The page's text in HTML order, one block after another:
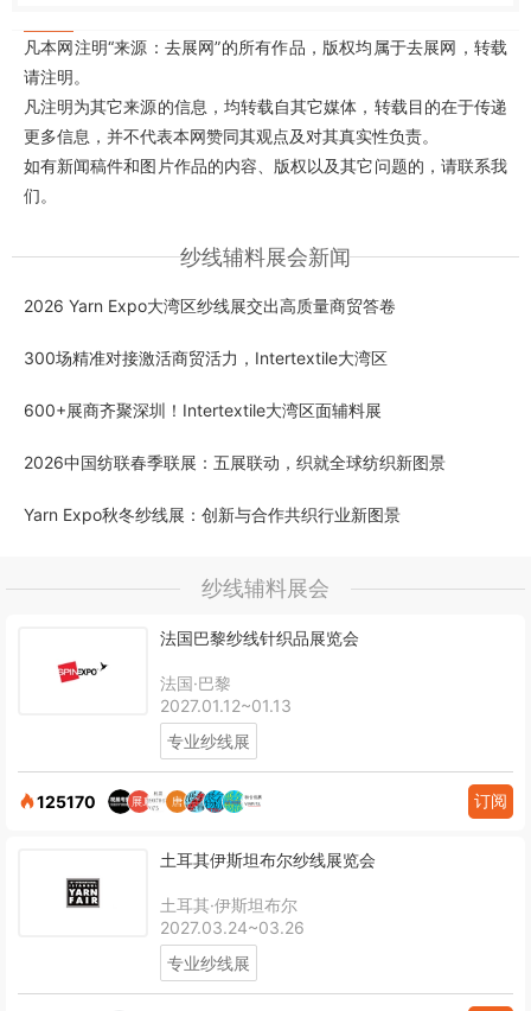
凡本网注明“来源：去展网”的所有作品，版权均属于去展网，转载
请注明。
凡注明为其它来源的信息，均转载自其它媒体，转载目的在于传递
更多信息，并不代表本网赞同其观点及对其真实性负责。
如有新闻稿件和图片作品的内容、版权以及其它问题的，请联系我
们。
纱线辅料展会新闻
2026 Yarn Expo大湾区纱线展交出高质量商贸答卷
300场精准对接激活商贸活力，Intertextile大湾区
600+展商齐聚深圳！Intertextile大湾区面辅料展
2026中国纺联春季联展：五展联动，织就全球纺织新图景
Yarn Expo秋冬纱线展：创新与合作共织行业新图景
纱线辅料展会
法国巴黎纱线针织品展览会
法国·巴黎
2027.01.12~01.13
专业纱线展
125170 订阅
土耳其伊斯坦布尔纱线展览会
土耳其·伊斯坦布尔
2027.03.24~03.26
专业纱线展